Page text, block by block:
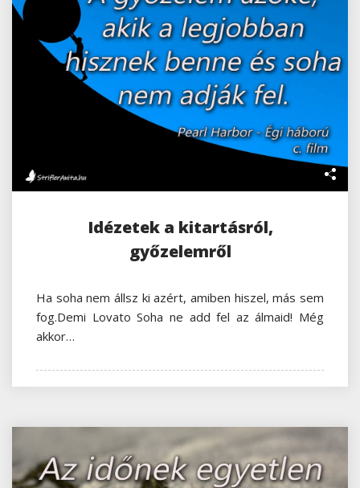
Idézetek a kitartásról,
győzelemről
Ha soha nem állsz ki azért, amiben hiszel, más sem
fog.Demi Lovato Soha ne add fel az álmaid! Még
akkor…